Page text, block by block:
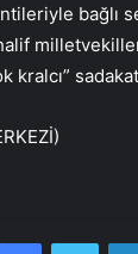
bağlı
kralcı”
Facebook